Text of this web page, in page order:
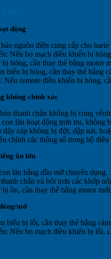
động
nguồn điện cung cấp cho
Nếu bo mạch điều khiển bị
hỏng, cần thay thế bằng motor
biến bị hỏng, cần thay thế bằng
Nếu remote điều khiển bị hỏng,
không chính xác
thanh chắn không bị cong
lăn hoạt động trơn tru, không
cáp không bị đứt, dập nát,
chỉnh các thông số trong bộ
ồn lớn
lăn bằng dầu mỡ chuyên dụng.
chắn và bôi trơn các khớp
ồn, cần thay thế bằng motor mới.
mở
biến bị lỗi, cần thay thế bằng
Nếu bo mạch điều khiển bị lỗi,